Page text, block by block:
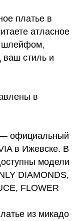
платье в
атласное
шлейфом,
ваш стиль и
в
официальный
в Ижевске. В
модели
DIAMONDS,
FLOWER
из микадо